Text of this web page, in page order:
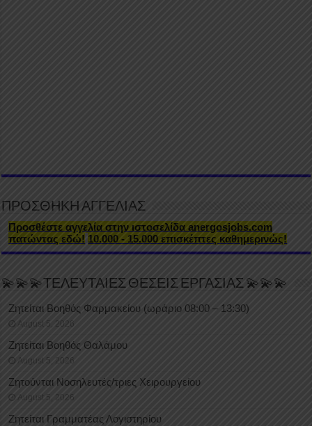
ΠΡΟΣΘΗΚΗ ΑΓΓΕΛΙΑΣ
Προσθέστε αγγελία στην ιστοσελίδα anergosjobs.com
πατώντας εδώ! 10.000 - 15.000 επισκέπτες καθημερινώς!
💫💫💫ΤΕΛΕΥΤΑΙΕΣ ΘΕΣΕΙΣ ΕΡΓΑΣΙΑΣ 💫💫💫
Ζητείται Βοηθός Φαρμακείου (ωράριο 08:00 – 13:30)
August 5, 2026
Ζητείται Βοηθός Θαλάμου
August 5, 2026
Ζητούνται Νοσηλευτές/τριες Χειρουργείου
August 5, 2026
Ζητείται Γραμματέας Λογιστηρίου